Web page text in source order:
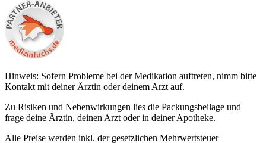
Hinweis: Sofern Probleme bei der Medikation auftreten, nimm bitte
Kontakt mit deiner Ärztin oder deinem Arzt auf.
Zu Risiken und Nebenwirkungen lies die Packungsbeilage und
frage deine Ärztin, deinen Arzt oder in deiner Apotheke.
Alle Preise werden inkl. der gesetzlichen Mehrwertsteuer